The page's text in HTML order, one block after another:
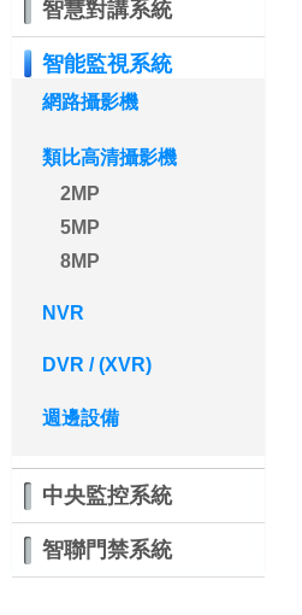
智慧對講系統
智能監視系統
網路攝影機
類比高清攝影機
2MP
5MP
8MP
NVR
DVR / (XVR)
週邊設備
中央監控系統
智聯門禁系統